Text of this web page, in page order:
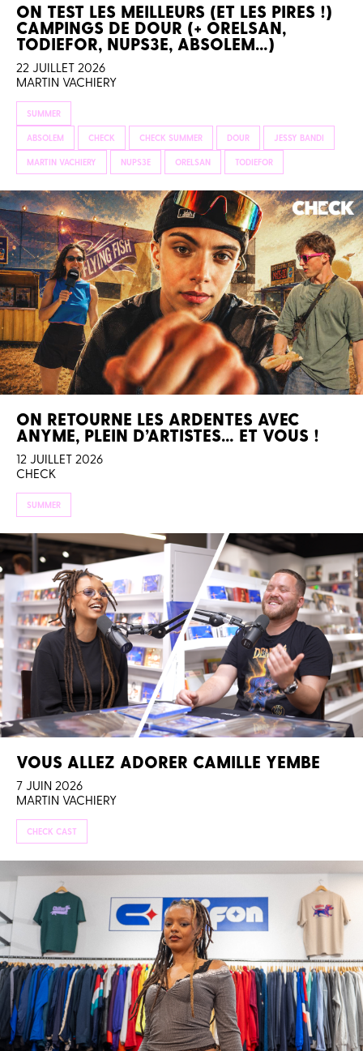
ON TEST LES MEILLEURS (ET LES PIRES !)
CAMPINGS DE DOUR (+ ORELSAN,
TODIEFOR, NUPS3E, ABSOLEM…)
22 JUILLET 2026
MARTIN VACHIERY
SUMMER
ABSOLEM CHECK CHECK SUMMER DOUR JESSY BANDI
MARTIN VACHIERY NUPS3E ORELSAN TODIEFOR
ON RETOURNE LES ARDENTES AVEC
ANYME, PLEIN D’ARTISTES… ET VOUS !
12 JUILLET 2026
CHECK
SUMMER
VOUS ALLEZ ADORER CAMILLE YEMBE
7 JUIN 2026
MARTIN VACHIERY
CHECK CAST